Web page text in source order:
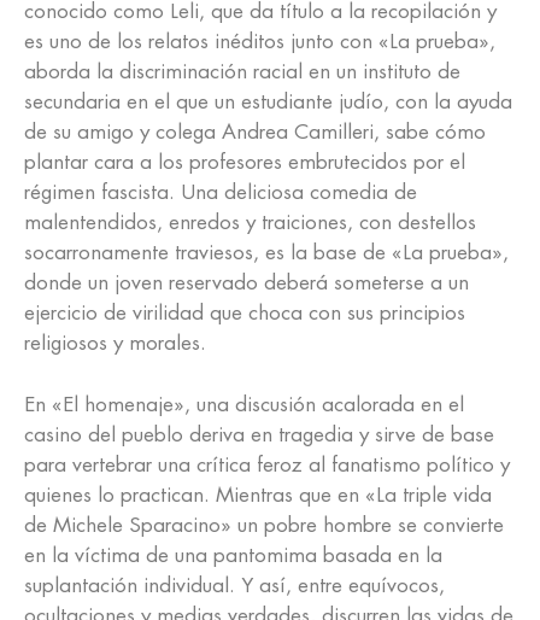
conocido como Leli, que da título a la recopilación y
es uno de los relatos inéditos junto con «La prueba»,
aborda la discriminación racial en un instituto de
secundaria en el que un estudiante judío, con la ayuda
de su amigo y colega Andrea Camilleri, sabe cómo
plantar cara a los profesores embrutecidos por el
régimen fascista. Una deliciosa comedia de
malentendidos, enredos y traiciones, con destellos
socarronamente traviesos, es la base de «La prueba»,
donde un joven reservado deberá someterse a un
ejercicio de virilidad que choca con sus principios
religiosos y morales.
En «El homenaje», una discusión acalorada en el
casino del pueblo deriva en tragedia y sirve de base
para vertebrar una crítica feroz al fanatismo político y
quienes lo practican. Mientras que en «La triple vida
de Michele Sparacino» un pobre hombre se convierte
en la víctima de una pantomima basada en la
suplantación individual. Y así, entre equívocos,
ocultaciones y medias verdades, discurren las vidas de